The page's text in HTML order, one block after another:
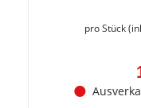
pro Stück